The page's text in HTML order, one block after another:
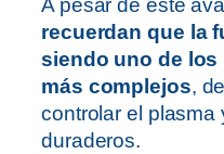
A pesar de este
recuerdan que la
siendo uno de los
más complejos,
controlar el plasma
duraderos.